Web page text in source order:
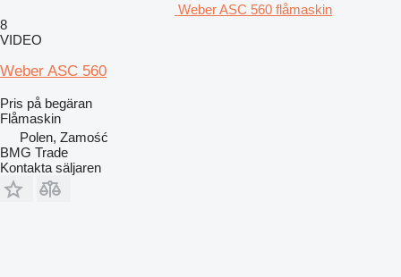
Weber ASC 560 flåmaskin
8
VIDEO
Weber ASC 560
Pris på begäran
Flåmaskin
Polen, Zamość
BMG Trade
Kontakta säljaren